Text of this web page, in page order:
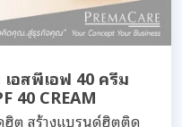
อสพีเอฟ 40 ครีม
40 CREAM
ต สร้างแบรนด์ฮิตติด